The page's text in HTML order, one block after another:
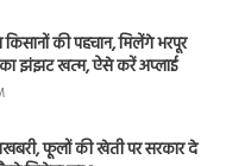
की पहचान, मिलेंगे भरपूर
का झंझट खत्म, ऐसे करें अप्लाई
फूलों की खेती पर सरकार दे